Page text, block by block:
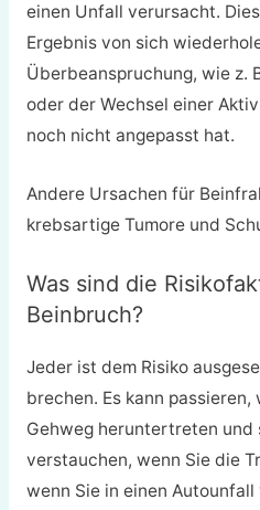
einen Unfall verursacht.
Ergebnis von sich
Überbeanspruchung, wie z.
oder der Wechsel einer
noch nicht angepasst hat.
Andere Ursachen für
krebsartige Tumore und
Was sind die
Beinbruch?
Jeder ist dem Risiko
brechen. Es kann passieren,
Gehweg heruntertreten und
verstauchen, wenn Sie die
wenn Sie in einen